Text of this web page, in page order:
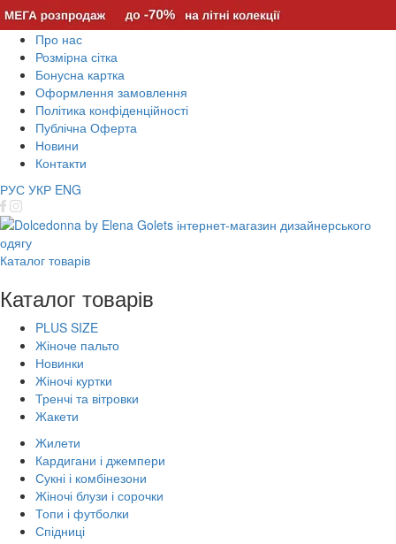
Про нас
Розмірна сітка
Бонусна картка
Оформлення замовлення
Політика конфіденційності
Публічна Оферта
Новини
Контакти
РУС УКР ENG
Каталог товарів
Каталог товарів
PLUS SIZE
Жіноче пальто
Новинки
Жіночі куртки
Тренчі та вітровки
Жакети
Жилети
Кардигани і джемпери
Сукні і комбінезони
Жіночі блузи і сорочки
Топи і футболки
Спідниці